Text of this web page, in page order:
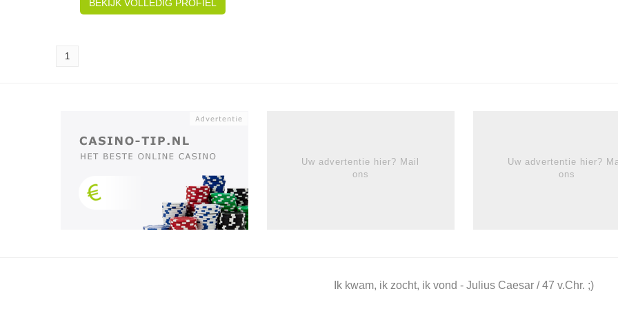
BEKIJK VOLLEDIG PROFIEL
1
Uw advertentie hier? Mail
ons
Uw advertentie hier?
ons
Ik kwam, ik zocht, ik vond - Julius Caesar / 47 v.Chr. ;)